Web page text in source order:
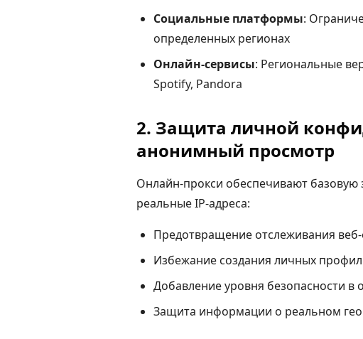
Социальные платформы:
определенных регионах
Онлайн-сервисы: Региональные
Spotify, Pandora
2. Защита личной
анонимный просмотр
Онлайн-прокси обеспечивают
реальные IP-адреса:
Предотвращение отслеживания
Избежание создания личных
Добавление уровня безопасности в
Защита информации о реальном